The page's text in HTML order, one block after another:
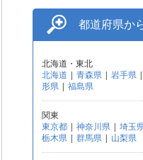
都道府県か
北海道・東北
北海道 | 青森県 | 岩手県 |
形県 | 福島県
関東
東京都 | 神奈川県 | 埼玉
栃木県 | 群馬県 | 山梨県